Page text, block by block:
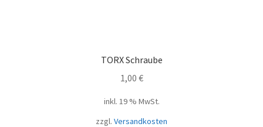
TORX Schraube
1,00 €
inkl. 19 % MwSt.
zzgl. Versandkosten